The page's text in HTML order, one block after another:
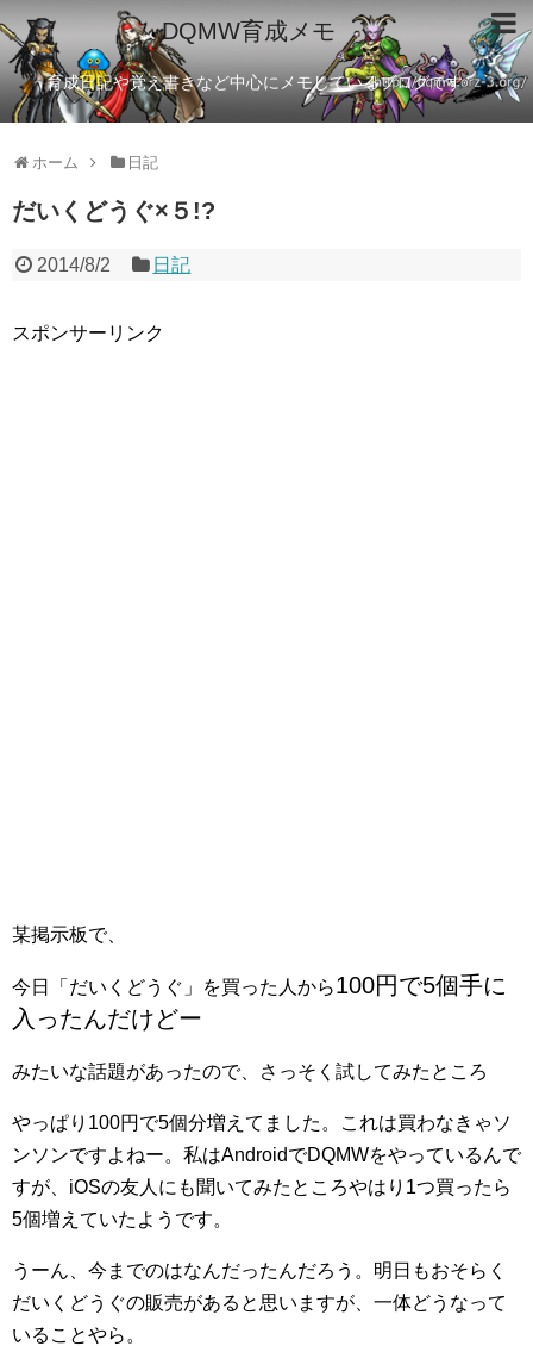
DQMW育成メモ
育成日記や覚え書きなど中心にメモしているブログです
ホーム 日記
だいくどうぐ×５!?
2014/8/2 日記
スポンサーリンク
某掲示板で、
今日「だいくどうぐ」を買った人から100円で5個手に
入ったんだけどー
みたいな話題があったので、さっそく試してみたところ
やっぱり100円で5個分増えてました。これは買わなきゃソ
ンソンですよねー。私はAndroidでDQMWをやっているんで
すが、iOSの友人にも聞いてみたところやはり1つ買ったら
5個増えていたようです。
うーん、今までのはなんだったんだろう。明日もおそらく
だいくどうぐの販売があると思いますが、一体どうなって
いることやら。